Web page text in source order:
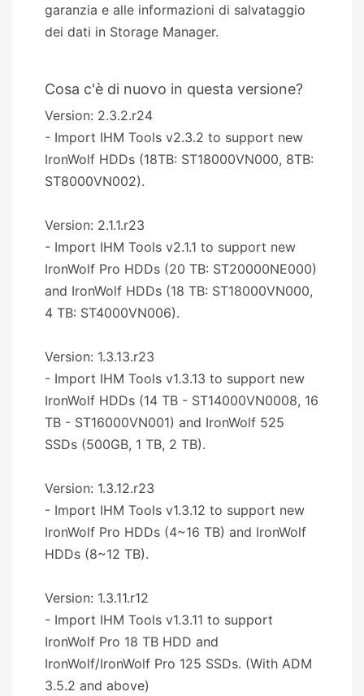
garanzia e alle informazioni di salvataggio
dei dati in Storage Manager.
Cosa c'è di nuovo in questa versione?
Version: 2.3.2.r24
- Import IHM Tools v2.3.2 to support new
IronWolf HDDs (18TB: ST18000VN000, 8TB:
ST8000VN002).
Version: 2.1.1.r23
- Import IHM Tools v2.1.1 to support new
IronWolf Pro HDDs (20 TB: ST20000NE000)
and IronWolf HDDs (18 TB: ST18000VN000,
4 TB: ST4000VN006).
Version: 1.3.13.r23
- Import IHM Tools v1.3.13 to support new
IronWolf HDDs (14 TB - ST14000VN0008, 16
TB - ST16000VN001) and IronWolf 525
SSDs (500GB, 1 TB, 2 TB).
Version: 1.3.12.r23
- Import IHM Tools v1.3.12 to support new
IronWolf Pro HDDs (4~16 TB) and IronWolf
HDDs (8~12 TB).
Version: 1.3.11.r12
- Import IHM Tools v1.3.11 to support
IronWolf Pro 18 TB HDD and
IronWolf/IronWolf Pro 125 SSDs. (With ADM
3.5.2 and above)